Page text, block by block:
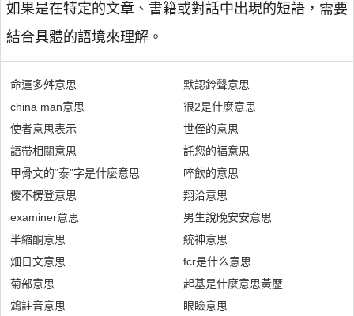
如果是在特定的文章、書籍或對話中出現的短語，需要
結合具體的語境來理解。
命運多舛意思
china man意思
使者意思表示
語帶相關意思
甲骨文的“泰”字是什麼意思
儍不楞登意思
examiner意思
半縮酮意思
畑日文意思
菊部意思
鴆註音意思
默認鈴聲意思
很2是什麼意思
世侄的意思
託您的福意思
啐飲的意思
翔洽意思
男生說晚安安意思
統神意思
fcr是什么意思
起基是什麼意思黃歷
眼瞼意思